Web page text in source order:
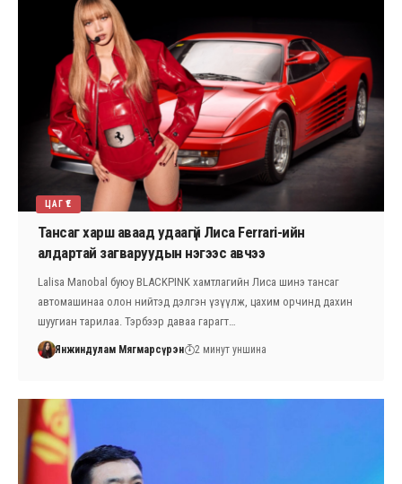
ЦАГ ҮЕ
Тансаг харш аваад удаагүй Лиса Ferrari-ийн
алдартай загваруудын нэгээс авчээ
Lalisa Manobal буюу BLACKPINK хамтлагийн Лиса шинэ тансаг
автомашинаа олон нийтэд дэлгэн үзүүлж, цахим орчинд дахин
шуугиан тарилаа. Тэрбээр даваа гарагт…
Янжиндулам Мягмарсүрэн 2 минут уншина